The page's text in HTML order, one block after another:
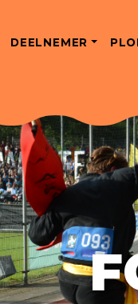
DEELNEMER